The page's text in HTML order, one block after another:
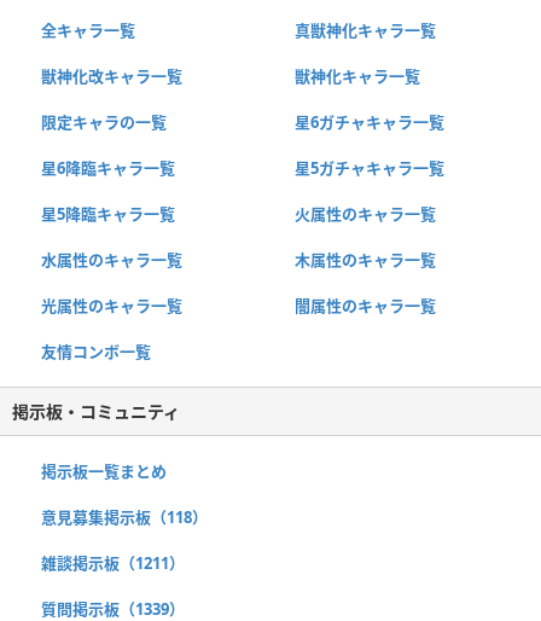
全キャラ一覧 真獣神化キャラ一覧
獣神化改キャラ一覧 獣神化キャラ一覧
限定キャラの一覧 星6ガチャキャラ一覧
星6降臨キャラ一覧 星5ガチャキャラ一覧
星5降臨キャラ一覧 火属性のキャラ一覧
水属性のキャラ一覧 木属性のキャラ一覧
光属性のキャラ一覧 闇属性のキャラ一覧
友情コンボ一覧
掲示板・コミュニティ
掲示板一覧まとめ
意見募集掲示板（118）
雑談掲示板（1211）
質問掲示板（1339）